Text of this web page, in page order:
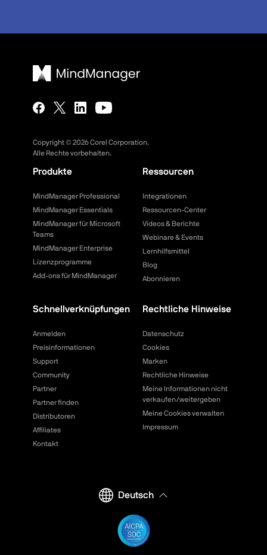
Copyright © 2026Corel Corporation.
Alle Rechte vorbehalten.
Produkte
MindManager Professional
MindManager Essentials
MindManager für Microsoft
Teams
MindManager Enterprise
Lizenzprogramme
Add-ons für MindManager
Ressourcen
Integrationen
Ressourcen-Center
Videos & Berichte
Webinare & Events
Lernhilfsmittel
Blog
Abonnieren
Schnellverknüpfungen
Anmelden
Preisinformationen
Support
Community
Partner
Partner finden
Distributoren
Affiliates
Kontakt
Rechtliche Hinweise
Datenschutz
Cookies
Marken
Rechtliche Hinweise
Meine Informationen nicht
verkaufen/weitergeben
Meine Cookies verwalten
Impressum
Deutsch